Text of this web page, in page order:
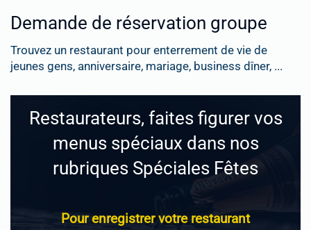
Demande de réservation groupe
Trouvez un restaurant pour enterrement de vie de
jeunes gens, anniversaire, mariage, business dîner, ...
Restaurateurs, faites figurer vos
menus spéciaux dans nos
rubriques Spéciales Fêtes
Pour enregistrer votre restaurant